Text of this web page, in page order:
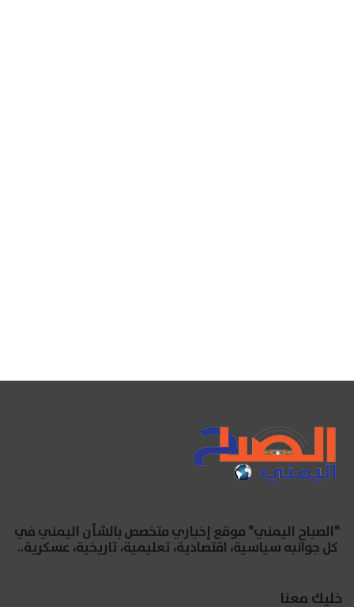
"الصباح اليمني" موقع إخباري متخصص بالشأن اليمني في
كل جوانبه سياسية، اقتصادية، تعليمية، تاريخية، عسكرية..
خليك معنا